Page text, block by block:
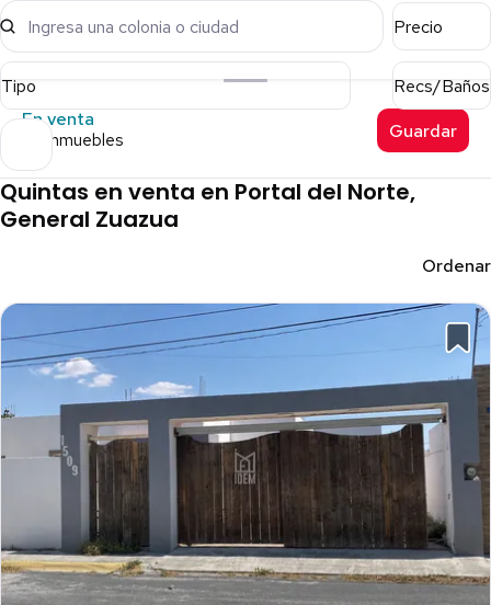
Ingresa una colonia o ciudad Precio
Tipo
Recs/Baños
En venta
40 inmuebles Guardar
Quintas en venta en Portal del Norte,
General Zuazua
Ordenar